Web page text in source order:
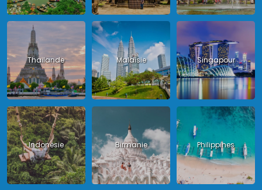
Thailande Malaisie Singapour
Indonésie Birmanie Philippines